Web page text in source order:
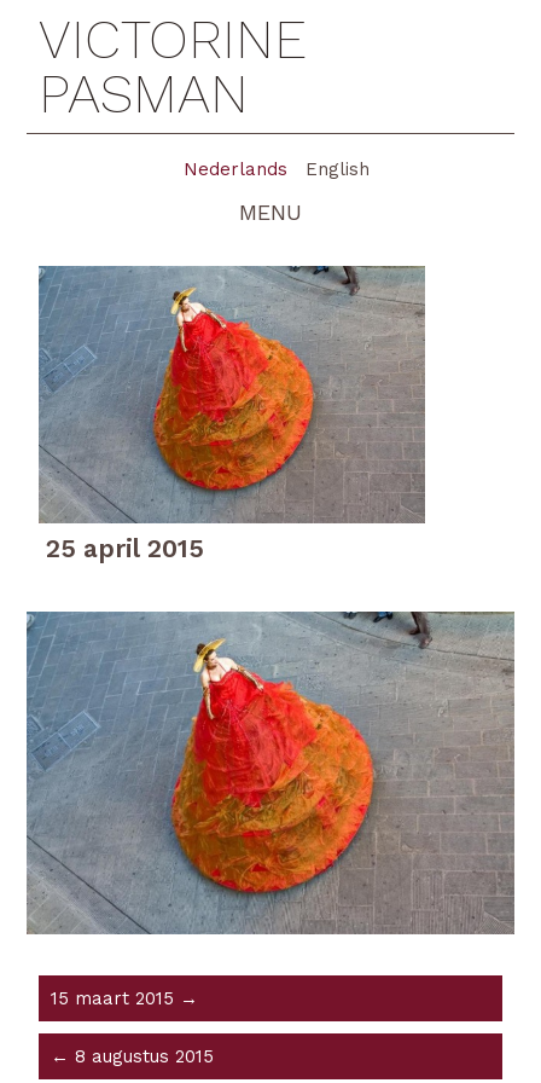
VICTORINE
PASMAN
Nederlands English
MENU
25 april 2015
15 maart 2015 →
← 8 augustus 2015